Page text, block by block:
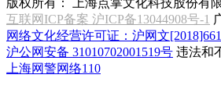
版权所有：
上海点掌文化科技股份有限
互联网ICP备案 沪ICP备13044908号-1
网络文化经营许可证：沪网文
沪公网安备 31010702001519号 违法和
上海网警网络110